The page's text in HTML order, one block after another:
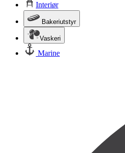
Interiør
Bakeriutstyr
Vaskeri
Marine